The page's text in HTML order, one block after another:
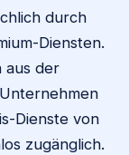
durch
Diensten.
aus der
Dienste von
zugänglich.